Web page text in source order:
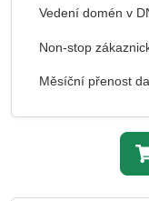
Vedení domén v
Non-stop
Měsíční přenost